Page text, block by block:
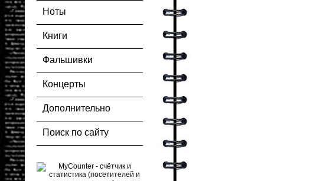
Ноты
Книги
Фальшивки
Концерты
Дополнительно
Поиск по сайту